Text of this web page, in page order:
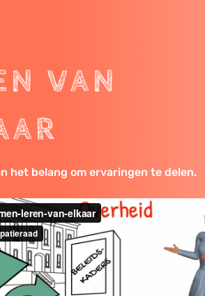
VAN
het belang om ervaringen te delen.